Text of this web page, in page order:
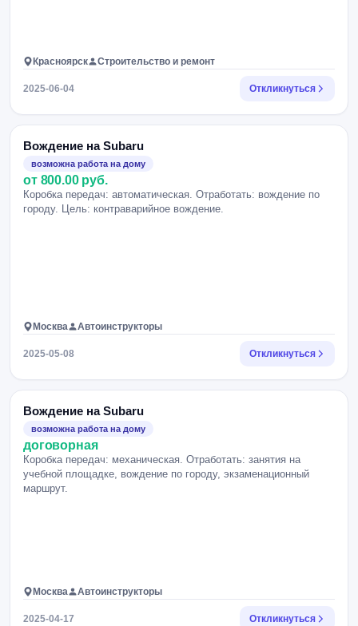
Красноярск Строительство и ремонт
2025-06-04 Откликнуться
Вождение на Subaru
возможна работа на дому
от 800.00 руб.
Коробка передач: автоматическая. Отработать: вождение по
городу. Цель: контраварийное вождение.
Москва Автоинструкторы
2025-05-08 Откликнуться
Вождение на Subaru
возможна работа на дому
договорная
Коробка передач: механическая. Отработать: занятия на
учебной площадке, вождение по городу, экзаменационный
маршрут.
Москва Автоинструкторы
2025-04-17 Откликнуться